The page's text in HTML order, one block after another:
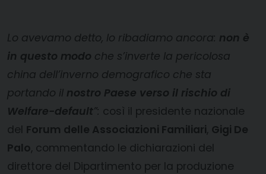
Lo avevamo detto, lo ribadiamo ancora: non è
in questo modo che s’inverte la pericolosa
china dell’inverno demografico che sta
portando il nostro Paese verso il rischio di
Welfare-default”: così il presidente nazionale
del Forum delle Associazioni Familiari, Gigi De
Palo, commentando le dichiarazioni del
direttore del Dipartimento per la produzione